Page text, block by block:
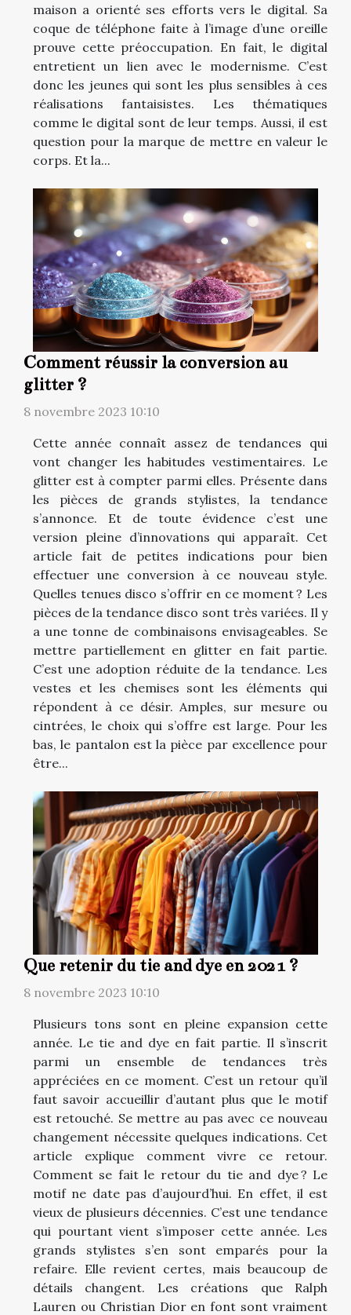
maison a orienté ses efforts vers le digital. Sa
coque de téléphone faite à l’image d’une oreille
prouve cette préoccupation. En fait, le digital
entretient un lien avec le modernisme. C’est
donc les jeunes qui sont les plus sensibles à ces
réalisations fantaisistes. Les thématiques
comme le digital sont de leur temps. Aussi, il est
question pour la marque de mettre en valeur le
corps. Et la...
Comment réussir la conversion au
glitter ?
8 novembre 2023 10:10
Cette année connaît assez de tendances qui
vont changer les habitudes vestimentaires. Le
glitter est à compter parmi elles. Présente dans
les pièces de grands stylistes, la tendance
s’annonce. Et de toute évidence c’est une
version pleine d’innovations qui apparaît. Cet
article fait de petites indications pour bien
effectuer une conversion à ce nouveau style.
Quelles tenues disco s’offrir en ce moment ? Les
pièces de la tendance disco sont très variées. Il y
a une tonne de combinaisons envisageables. Se
mettre partiellement en glitter en fait partie.
C’est une adoption réduite de la tendance. Les
vestes et les chemises sont les éléments qui
répondent à ce désir. Amples, sur mesure ou
cintrées, le choix qui s’offre est large. Pour les
bas, le pantalon est la pièce par excellence pour
être...
Que retenir du tie and dye en 2021 ?
8 novembre 2023 10:10
Plusieurs tons sont en pleine expansion cette
année. Le tie and dye en fait partie. Il s’inscrit
parmi un ensemble de tendances très
appréciées en ce moment. C’est un retour qu’il
faut savoir accueillir d’autant plus que le motif
est retouché. Se mettre au pas avec ce nouveau
changement nécessite quelques indications. Cet
article explique comment vivre ce retour.
Comment se fait le retour du tie and dye ? Le
motif ne date pas d’aujourd’hui. En effet, il est
vieux de plusieurs décennies. C’est une tendance
qui pourtant vient s’imposer cette année. Les
grands stylistes s’en sont emparés pour la
refaire. Elle revient certes, mais beaucoup de
détails changent. Les créations que Ralph
Lauren ou Christian Dior en font sont vraiment